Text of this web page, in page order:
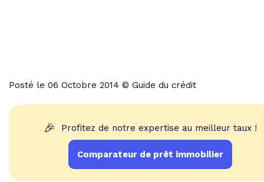
Posté le 06 Octobre 2014 © Guide du crédit
🎉 Profitez de notre expertise au meilleur taux !
Comparateur de prêt immobilier